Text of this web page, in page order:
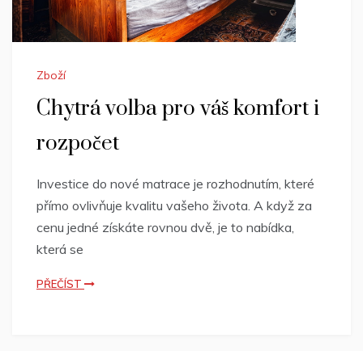
Zboží
Chytrá volba pro váš komfort i
rozpočet
Investice do nové matrace je rozhodnutím, které
přímo ovlivňuje kvalitu vašeho života. A když za
cenu jedné získáte rovnou dvě, je to nabídka,
která se
PŘEČÍST